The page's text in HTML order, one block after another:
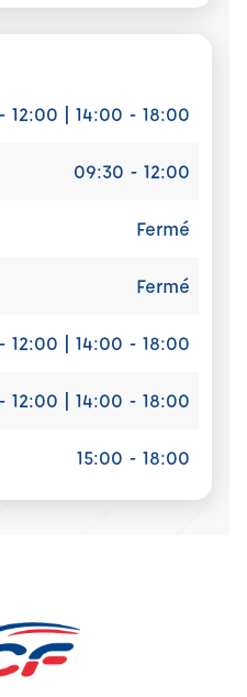
12:00 | 14:00 - 18:00
09:30 - 12:00
Fermé
Fermé
12:00 | 14:00 - 18:00
12:00 | 14:00 - 18:00
15:00 - 18:00